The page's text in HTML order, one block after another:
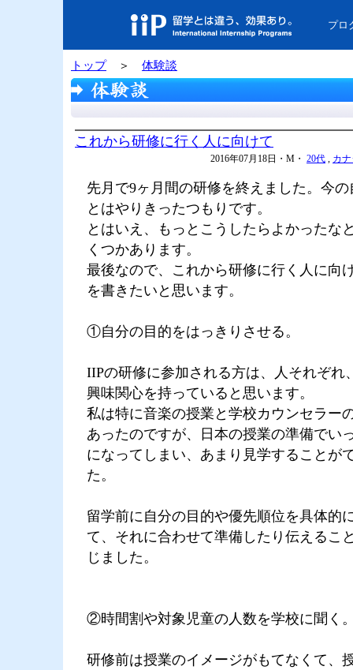
プロ
トップ＞ 体験談
これから研修に行く人に向けて
2016年07月18日・M・ 20代 , カ
先月で9ヶ月間の研修を終えました。今
とはやりきったつもりです。
とはいえ、もっとこうしたらよかったな
くつかあります。
最後なので、これから研修に行く人に向
を書きたいと思います。
①自分の目的をはっきりさせる。
IIPの研修に参加される方は、人それぞれ
興味関心を持っていると思います。
私は特に音楽の授業と学校カウンセラー
あったのですが、日本の授業の準備でい
になってしまい、あまり見学することが
た。
留学前に自分の目的や優先順位を具体的
て、それに合わせて準備したり伝えるこ
じました。
②時間割や対象児童の人数を学校に聞く
研修前は授業のイメージがもてなくて、